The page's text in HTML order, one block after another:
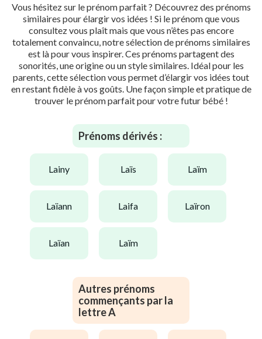
Vous hésitez sur le prénom parfait ? Découvrez des prénoms
similaires pour élargir vos idées ! Si le prénom que vous
consultez vous plaît mais que vous n’êtes pas encore
totalement convaincu, notre sélection de prénoms similaires
est là pour vous inspirer. Ces prénoms partagent des
sonorités, une origine ou un style similaires. Idéal pour les
parents, cette sélection vous permet d’élargir vos idées tout
en restant fidèle à vos goûts. Une façon simple et pratique de
trouver le prénom parfait pour votre futur bébé !
Prénoms dérivés :
lainy laïs laïm
laïann laifa laïron
laïan laïm
Autres prénoms
commençants par la
lettre A